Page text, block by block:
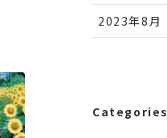
2023年8月
Categories